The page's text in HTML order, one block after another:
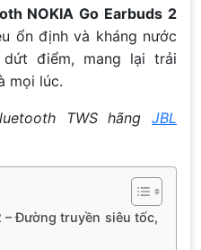
NOKIA Go Earbuds 2
ổn định và kháng nước
điểm, mang lại trải
mọi lúc.
TWS hãngJBL
Đường truyền siêu tốc,